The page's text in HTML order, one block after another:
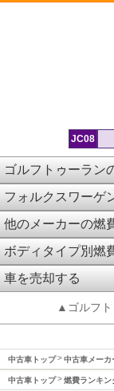
JC08
ゴルフトゥーラン
フォルクスワーゲ
他のメーカーの燃
ボディタイプ別燃
車を売却する
▲ゴルフト
中古車トップ 中古車メーカ
中古車トップ 燃費ランキン